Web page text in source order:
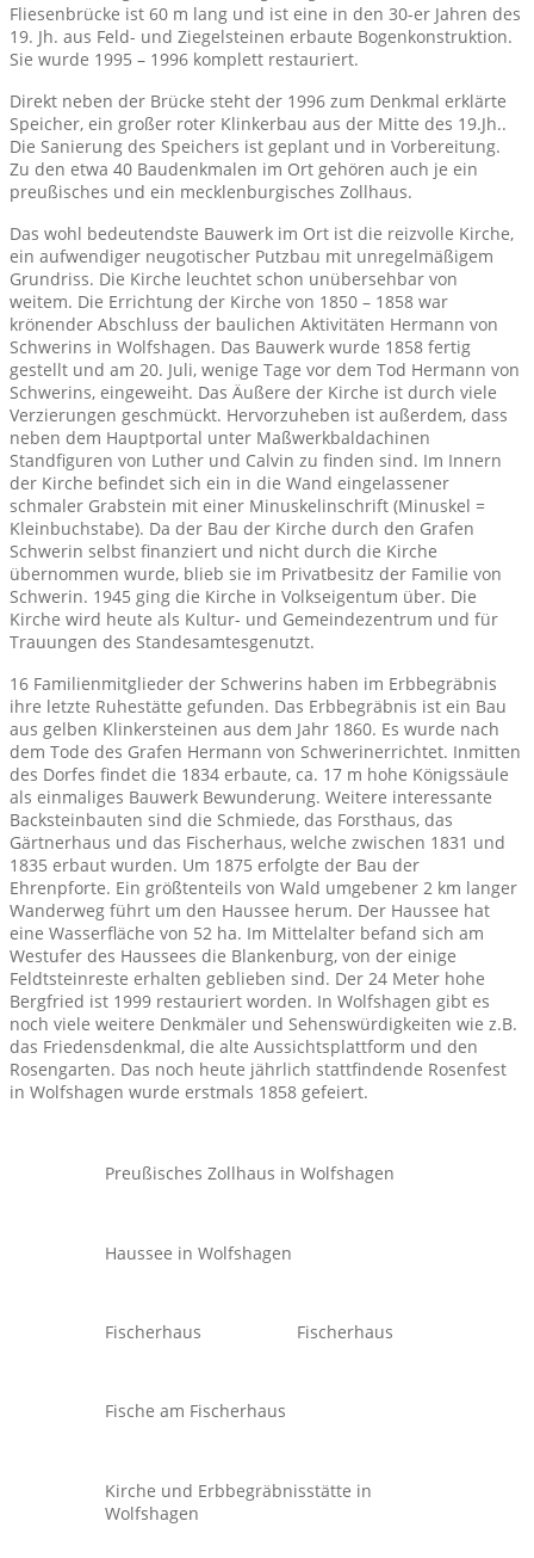
Fliesenbrücke ist 60 m lang und ist eine in den 30-er Jahren des
19. Jh. aus Feld- und Ziegelsteinen erbaute Bogenkonstruktion.
Sie wurde 1995 – 1996 komplett restauriert.
Direkt neben der Brücke steht der 1996 zum Denkmal erklärte
Speicher, ein großer roter Klinkerbau aus der Mitte des 19.Jh..
Die Sanierung des Speichers ist geplant und in Vorbereitung.
Zu den etwa 40 Baudenkmalen im Ort gehören auch je ein
preußisches und ein mecklenburgisches Zollhaus.
Das wohl bedeutendste Bauwerk im Ort ist die reizvolle Kirche,
ein aufwendiger neugotischer Putzbau mit unregelmäßigem
Grundriss. Die Kirche leuchtet schon unübersehbar von
weitem. Die Errichtung der Kirche von 1850 – 1858 war
krönender Abschluss der baulichen Aktivitäten Hermann von
Schwerins in Wolfshagen. Das Bauwerk wurde 1858 fertig
gestellt und am 20. Juli, wenige Tage vor dem Tod Hermann von
Schwerins, eingeweiht. Das Äußere der Kirche ist durch viele
Verzierungen geschmückt. Hervorzuheben ist außerdem, dass
neben dem Hauptportal unter Maßwerkbaldachinen
Standfiguren von Luther und Calvin zu finden sind. Im Innern
der Kirche befindet sich ein in die Wand eingelassener
schmaler Grabstein mit einer Minuskelinschrift (Minuskel =
Kleinbuchstabe). Da der Bau der Kirche durch den Grafen
Schwerin selbst finanziert und nicht durch die Kirche
übernommen wurde, blieb sie im Privatbesitz der Familie von
Schwerin. 1945 ging die Kirche in Volkseigentum über. Die
Kirche wird heute als Kultur- und Gemeindezentrum und für
Trauungen des Standesamtesgenutzt.
16 Familienmitglieder der Schwerins haben im Erbbegräbnis
ihre letzte Ruhestätte gefunden. Das Erbbegräbnis ist ein Bau
aus gelben Klinkersteinen aus dem Jahr 1860. Es wurde nach
dem Tode des Grafen Hermann von Schwerinerrichtet. Inmitten
des Dorfes findet die 1834 erbaute, ca. 17 m hohe Königssäule
als einmaliges Bauwerk Bewunderung. Weitere interessante
Backsteinbauten sind die Schmiede, das Forsthaus, das
Gärtnerhaus und das Fischerhaus, welche zwischen 1831 und
1835 erbaut wurden. Um 1875 erfolgte der Bau der
Ehrenpforte. Ein größtenteils von Wald umgebener 2 km langer
Wanderweg führt um den Haussee herum. Der Haussee hat
eine Wasserfläche von 52 ha. Im Mittelalter befand sich am
Westufer des Haussees die Blankenburg, von der einige
Feldtsteinreste erhalten geblieben sind. Der 24 Meter hohe
Bergfried ist 1999 restauriert worden. In Wolfshagen gibt es
noch viele weitere Denkmäler und Sehenswürdigkeiten wie z.B.
das Friedensdenkmal, die alte Aussichtsplattform und den
Rosengarten. Das noch heute jährlich stattfindende Rosenfest
in Wolfshagen wurde erstmals 1858 gefeiert.
Preußisches Zollhaus in Wolfshagen
Haussee in Wolfshagen
Fischerhaus Fischerhaus
Fische am Fischerhaus
Kirche und Erbbegräbnisstätte in
Wolfshagen